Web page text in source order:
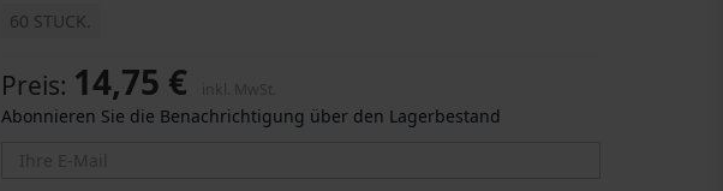
60 STUCK.
Preis 14,75 €
Abonnieren Sie die Benachrichtigung über den Lagerbestand